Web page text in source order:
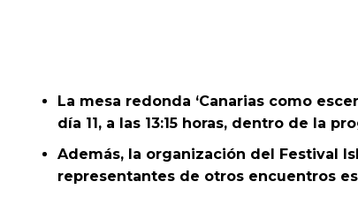
La mesa redonda ‘Canarias como
día 11, a las 13:15 horas, dentro de la
Además, la organización del Festival
representantes de otros encuentros